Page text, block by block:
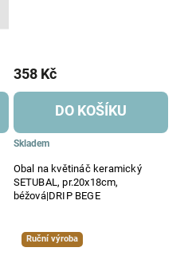
Obal na květináč keramický
SETUBAL, pr.20x18cm,
béžová|DRIP BEGE
Skladem
358 Kč
DO KOŠÍKU
Ruční výroba